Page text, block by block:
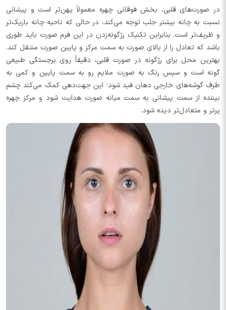
در صورت‌های قلبی، بخش فوقانی چهره معمولاً پهن‌تر است و پیشانی
نسبت به چانه بیشتر جلب توجه می‌کند، در حالی که ناحیه چانه باریک‌تر
و ظریف‌تر است. بنابراین تکنیک رژگونه‌زدن در این فرم صورت باید طوری
باشد که تعادل را از بالای صورت به سمت مرکز و پایین صورت منتقل کند.
بهترین محل برای رژگونه در صورت قلبی، دقیقاً روی برجستگی طبیعی
گونه است و سپس رنگ به صورت ملایم رو به سمت پایین و کمی به
طرف گوشه‌های خارجی دهان فید شود؛ این جهت‌دهی کمک می‌کند چشم
بیننده از سمت پیشانی به سمت میانه صورت هدایت شود و مرکز چهره
پرتر و متعادل‌تر دیده شود.